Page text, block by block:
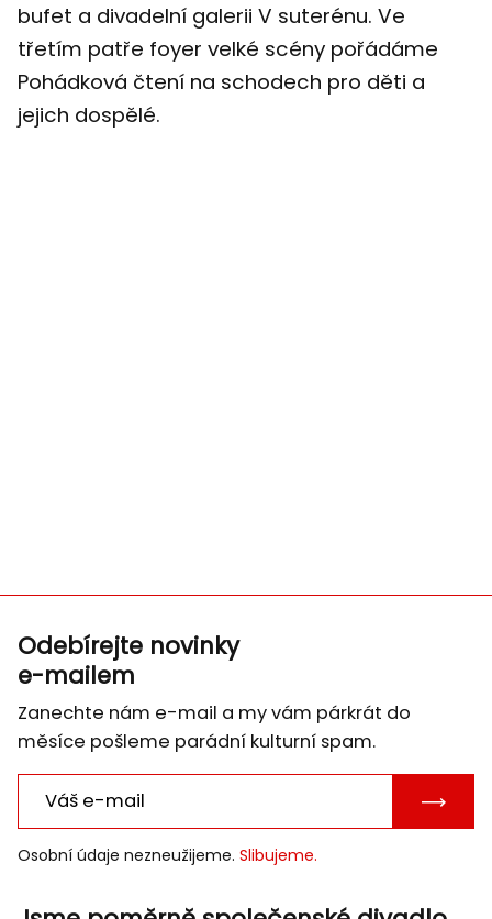
bufet a divadelní galerii V suterénu. Ve
třetím patře foyer velké scény pořádáme
Pohádková čtení na schodech pro děti a
jejich dospělé.
Odebírejte novinky
e-mailem
Zanechte nám e-mail a my vám párkrát do
měsíce pošleme parádní kulturní spam.
E-
Osobní údaje nezneužijeme. Slibujeme.